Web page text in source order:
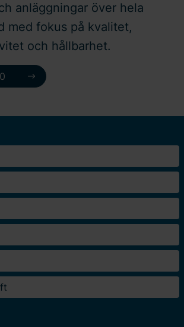
anläggningar över hela
med fokus på kvalitet,
och hållbarhet.